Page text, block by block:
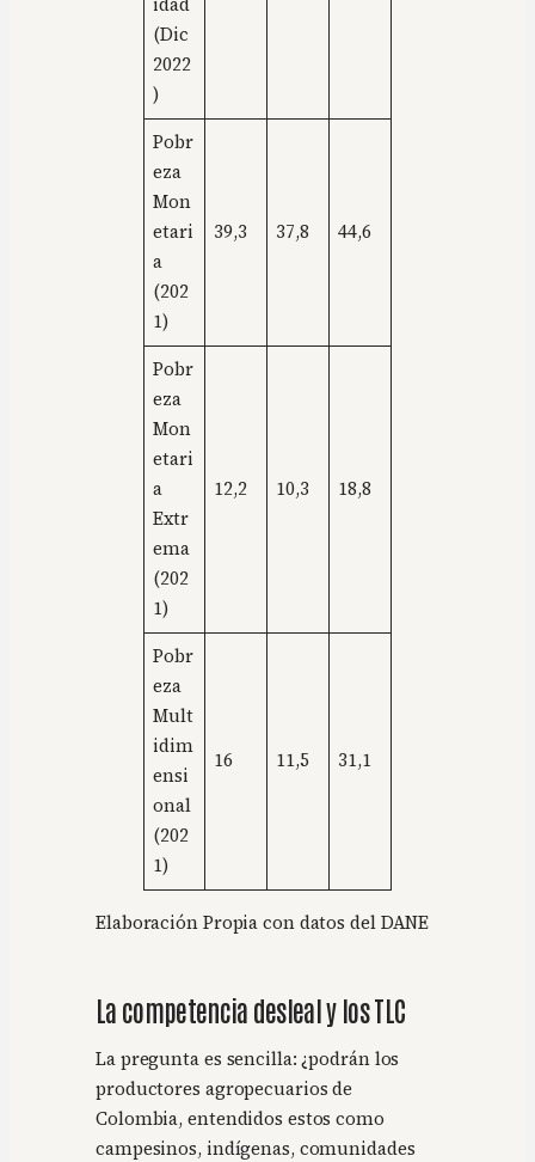
(Dic
2022
)
Pobr
eza
Mon
etari
a
(202
1)
39,3 37,8 44,6
Pobr
eza
Mon
etari
a
Extr
ema
(202
1)
12,2 10,3 18,8
Pobr
eza
Mult
idim
ensi
onal
(202
1)
16 11,5 31,1
Elaboración Propia con datos del DANE
La competencia desleal y los TLC
La pregunta es sencilla: ¿podrán los
productores agropecuarios de
Colombia, entendidos estos como
campesinos, indígenas, comunidades